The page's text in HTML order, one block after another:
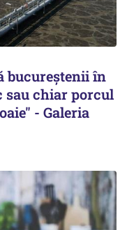
bucureștenii în
sau chiar porcul
- Galeria